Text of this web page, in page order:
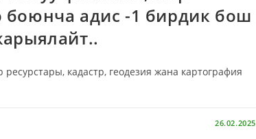
боюнча адис -1 бирдик бош
кадастр, геодезия жана картография
26.02.2025